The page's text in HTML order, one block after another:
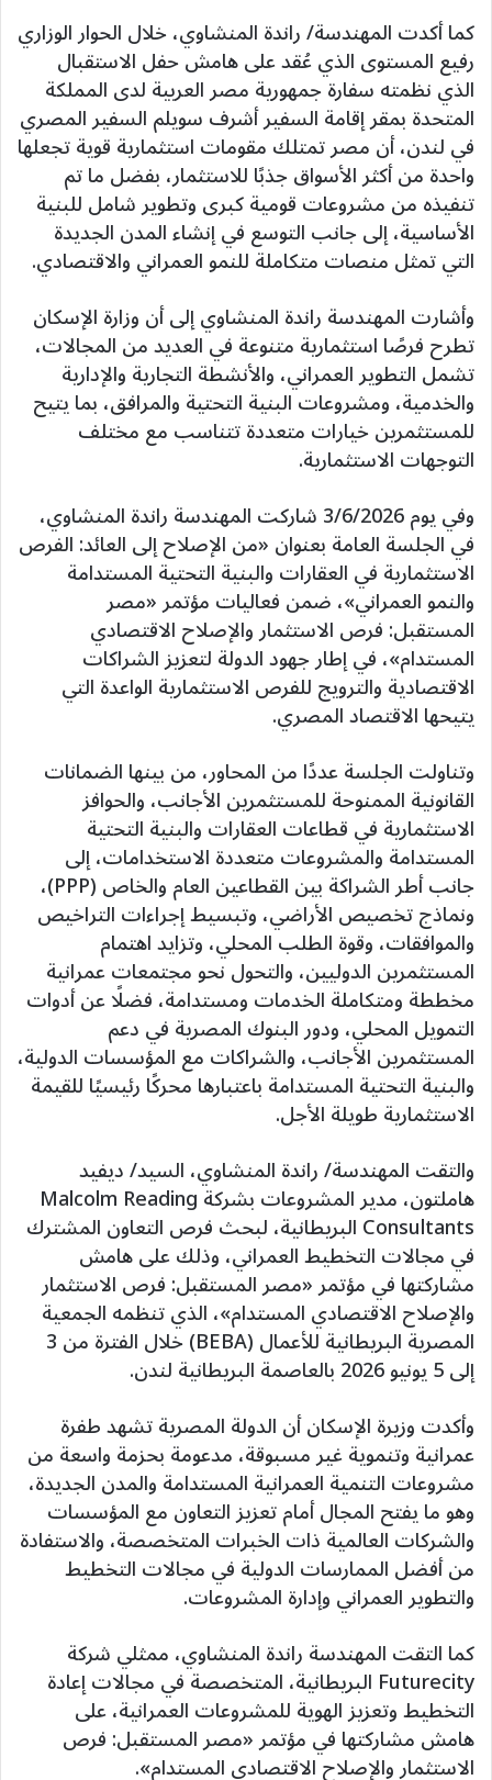
كما أكدت المهندسة/ راندة المنشاوي، خلال الحوار الوزاري
رفيع المستوى الذي عُقد على هامش حفل الاستقبال
الذي نظمته سفارة جمهورية مصر العربية لدى المملكة
المتحدة بمقر إقامة السفير أشرف سويلم السفير المصري
في لندن، أن مصر تمتلك مقومات استثمارية قوية تجعلها
واحدة من أكثر الأسواق جذبًا للاستثمار، بفضل ما تم
تنفيذه من مشروعات قومية كبرى وتطوير شامل للبنية
الأساسية، إلى جانب التوسع في إنشاء المدن الجديدة
التي تمثل منصات متكاملة للنمو العمراني والاقتصادي.
وأشارت المهندسة راندة المنشاوي إلى أن وزارة الإسكان
تطرح فرصًا استثمارية متنوعة في العديد من المجالات،
تشمل التطوير العمراني، والأنشطة التجارية والإدارية
والخدمية، ومشروعات البنية التحتية والمرافق، بما يتيح
للمستثمرين خيارات متعددة تتناسب مع مختلف
التوجهات الاستثمارية.
وفي يوم 3/6/2026 شاركت المهندسة راندة المنشاوي،
في الجلسة العامة بعنوان «من الإصلاح إلى العائد: الفرص
الاستثمارية في العقارات والبنية التحتية المستدامة
والنمو العمراني»، ضمن فعاليات مؤتمر «مصر
المستقبل: فرص الاستثمار والإصلاح الاقتصادي
المستدام»، في إطار جهود الدولة لتعزيز الشراكات
الاقتصادية والترويج للفرص الاستثمارية الواعدة التي
يتيحها الاقتصاد المصري.
وتناولت الجلسة عددًا من المحاور، من بينها الضمانات
القانونية الممنوحة للمستثمرين الأجانب، والحوافز
الاستثمارية في قطاعات العقارات والبنية التحتية
المستدامة والمشروعات متعددة الاستخدامات، إلى
جانب أطر الشراكة بين القطاعين العام والخاص (PPP)،
ونماذج تخصيص الأراضي، وتبسيط إجراءات التراخيص
والموافقات، وقوة الطلب المحلي، وتزايد اهتمام
المستثمرين الدوليين، والتحول نحو مجتمعات عمرانية
مخططة ومتكاملة الخدمات ومستدامة، فضلًا عن أدوات
التمويل المحلي، ودور البنوك المصرية في دعم
المستثمرين الأجانب، والشراكات مع المؤسسات الدولية،
والبنية التحتية المستدامة باعتبارها محركًا رئيسيًا للقيمة
الاستثمارية طويلة الأجل.
والتقت المهندسة/ راندة المنشاوي، السيد/ ديفيد
هاملتون، مدير المشروعات بشركة Malcolm Reading
Consultants البريطانية، لبحث فرص التعاون المشترك
في مجالات التخطيط العمراني، وذلك على هامش
مشاركتها في مؤتمر «مصر المستقبل: فرص الاستثمار
والإصلاح الاقتصادي المستدام»، الذي تنظمه الجمعية
المصرية البريطانية للأعمال (BEBA) خلال الفترة من 3
إلى 5 يونيو 2026 بالعاصمة البريطانية لندن.
وأكدت وزيرة الإسكان أن الدولة المصرية تشهد طفرة
عمرانية وتنموية غير مسبوقة، مدعومة بحزمة واسعة من
مشروعات التنمية العمرانية المستدامة والمدن الجديدة،
وهو ما يفتح المجال أمام تعزيز التعاون مع المؤسسات
والشركات العالمية ذات الخبرات المتخصصة، والاستفادة
من أفضل الممارسات الدولية في مجالات التخطيط
والتطوير العمراني وإدارة المشروعات.
كما التقت المهندسة راندة المنشاوي، ممثلي شركة
Futurecity البريطانية، المتخصصة في مجالات إعادة
التخطيط وتعزيز الهوية للمشروعات العمرانية، على
هامش مشاركتها في مؤتمر «مصر المستقبل: فرص
الاستثمار والإصلاح الاقتصادي المستدام».